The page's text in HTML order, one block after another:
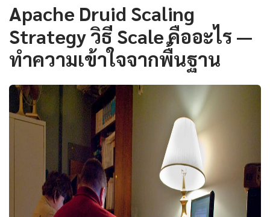
Apache Druid Scaling
Strategy วิธี Scale คืออะไร —
ทำความเข้าใจจากพื้นฐาน